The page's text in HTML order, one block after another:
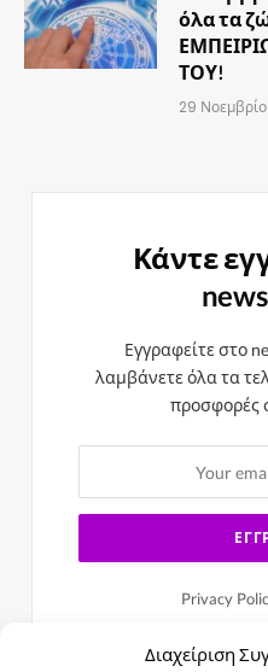
Διαχείριση
όλα τα
ΤΟΥ!
29
Κάντε
Εγγραφείτε στο
λαμβάνετε όλα τα
προσφορές
Privacy